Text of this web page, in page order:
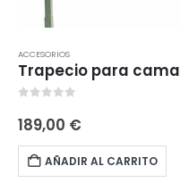
ACCESORIOS
Trapecio para cama
189,00 €
AÑADIR AL CARRITO